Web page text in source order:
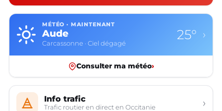
MÉTÉO · MAINTENANT
Aude
Carcassonne · Ciel dégagé
25° ›
Consulter ma météo›
Info trafic
Trafic routier en direct en Occitanie ›